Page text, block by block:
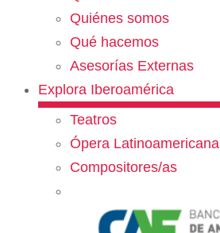
Quiénes somos
Qué hacemos
Asesorías Externas
Explora Iberoamérica
Teatros
Ópera Latinoamericana
Compositores/as